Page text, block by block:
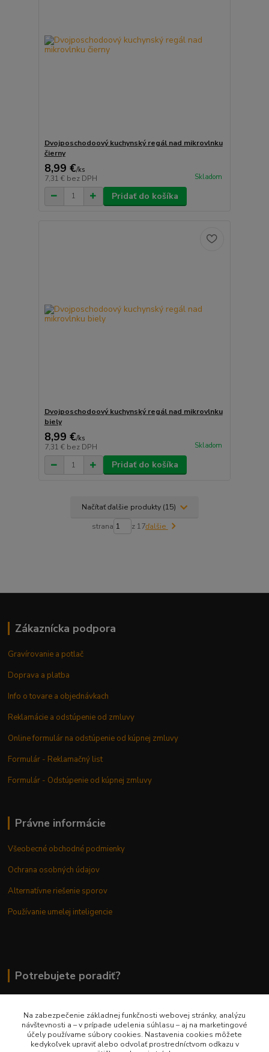
Dvojposchodoový kuchynský regál nad mikrovlnku
čierny
8,99 €/ks
7,31 € bez DPH Skladom
Pridať do košíka
Dvojposchodoový kuchynský regál nad mikrovlnku
biely
8,99 €/ks
7,31 € bez DPH Skladom
Pridať do košíka
Načítať ďalšie produkty (15)
strana z 17ďalšie
Zákaznícka podpora
Gravírovanie a potlač
Doprava a platba
Info o tovare a objednávkach
Reklamácie a odstúpenie od zmluvy
Online formulár na odstúpenie od kúpnej zmluvy
Formulár - Reklamačný list
Formulár - Odstúpenie od kúpnej zmluvy
Právne informácie
Všeobecné obchodné podmienky
Ochrana osobných údajov
Alternatívne riešenie sporov
Používanie umelej inteligencie
Potrebujete poradiť?
0948 236 042
info@margaretkashop.sk
Na zabezpečenie základnej funkčnosti webovej stránky, analýzu
návštevnosti a – v prípade udelenia súhlasu – aj na marketingové
účely používame súbory cookies. Nastavenia cookies môžete
kedykoľvek upraviť alebo odvolať prostredníctvom odkazu v